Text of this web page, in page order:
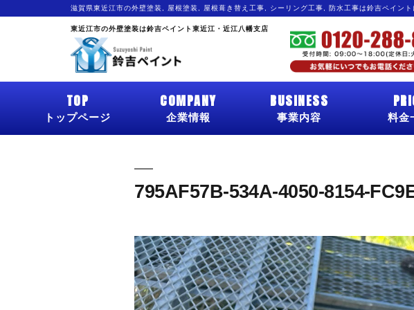
滋賀県東近江市の外壁塗装, 屋根塗装, 屋根葺き替え工事, シーリング工事, 防水工事は鈴吉ペイント
東近江市の外壁塗装は鈴吉ペイント東近江・近江八幡支店
TOP
トップページ
COMPANY
企業情報
BUSINESS
事業内容 料金
795AF57B-534A-4050-8154-